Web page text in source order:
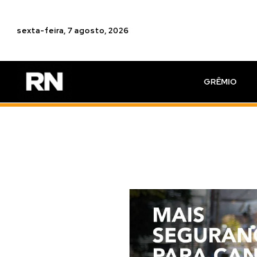
sexta-feira, 7 agosto, 2026
GRÊMIO